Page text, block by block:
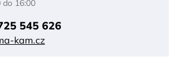
do 16:00
545 626
kam.cz